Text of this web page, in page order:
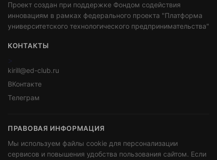
Проект создан при поддержке Фондом содействия
инновациям в рамках федерального проекта "Платформа
университетского технологического предпринимательства"
КОНТАКТЫ
>
kirill@ed-club.ru
ВКонтакте
Телеграм
ПРАВОВАЯ ИНФОРМАЦИЯ
Мы используем файлы cookie для персонализации
сервисов и повышения удобства пользования сайтом. Если